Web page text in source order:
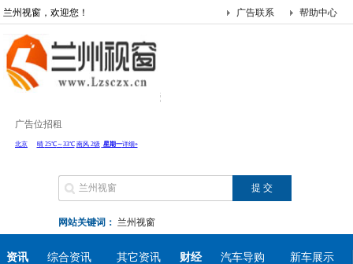
兰州视窗，欢迎您！ 帮助中心
广告联系
广告位招租
网站关键词： 兰州视窗
资讯 综合资讯 其它资讯 财经 汽车导购 新车展示